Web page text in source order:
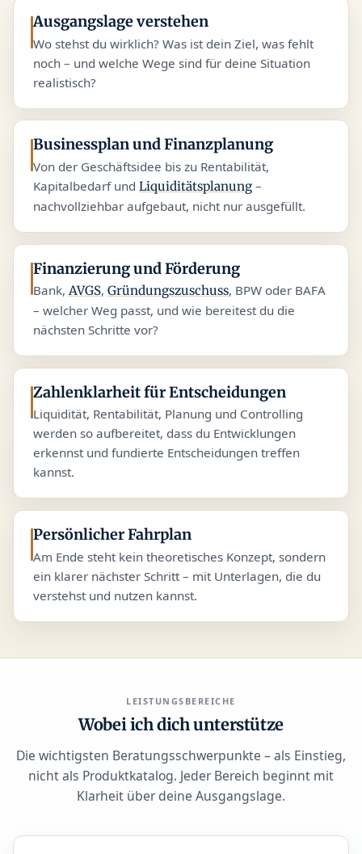
Ausgangslage verstehen
Wo stehst du wirklich? Was ist dein Ziel, was fehlt
noch – und welche Wege sind für deine Situation
realistisch?
Businessplan und Finanzplanung
Von der Geschäftsidee bis zu Rentabilität,
Kapitalbedarf und Liquiditätsplanung–
nachvollziehbar aufgebaut, nicht nur ausgefüllt.
Finanzierung und Förderung
Bank, AVGS, Gründungszuschuss, BPW oder BAFA
– welcher Weg passt, und wie bereitest du die
nächsten Schritte vor?
Zahlenklarheit für Entscheidungen
Liquidität, Rentabilität, Planung und Controlling
werden so aufbereitet, dass du Entwicklungen
erkennst und fundierte Entscheidungen treffen
kannst.
Persönlicher Fahrplan
Am Ende steht kein theoretisches Konzept, sondern
ein klarer nächster Schritt – mit Unterlagen, die du
verstehst und nutzen kannst.
LEISTUNGSBEREICHE
Wobei ich dich unterstütze
Die wichtigsten Beratungsschwerpunkte – als Einstieg,
nicht als Produktkatalog. Jeder Bereich beginnt mit
Klarheit über deine Ausgangslage.